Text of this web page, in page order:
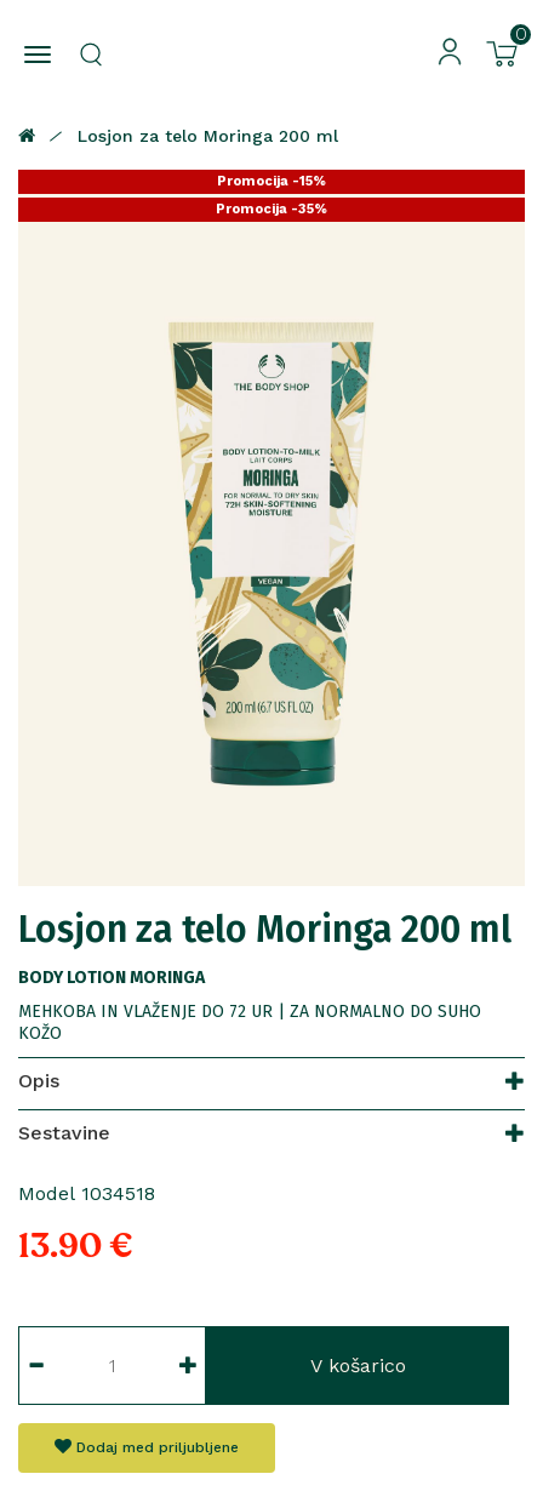
0
Losjon za telo Moringa 200 ml
Promocija -15%
Promocija -25%
Promocija -35%
Losjon za telo Moringa 200 ml
BODY LOTION MORINGA
MEHKOBA IN VLAŽENJE DO 72 UR | ZA NORMALNO DO SUHO
KOŽO
Opis
Sestavine
Model 1034518
13.90 €
V košarico
Dodaj med priljubljene